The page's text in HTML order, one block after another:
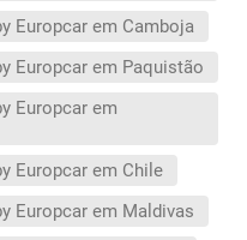
Europcar em Camboja
Europcar em Paquistão
Europcar em
Europcar em Chile
Europcar em Maldivas